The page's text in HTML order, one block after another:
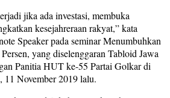
jika ada investasi, membuka
kesejahreraan rakyat,” kata
Speaker pada seminar Menumbuhkan
yang diselenggaran Tabloid Jawa
Panitia HUT ke-55 Partai Golkar di
11 November 2019 lalu.